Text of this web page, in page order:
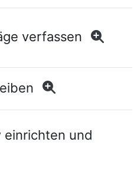
verfassen
und